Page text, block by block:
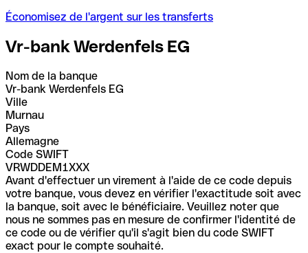
Économisez de l'argent sur les transferts
Vr-bank Werdenfels EG
Nom de la banque
Vr-bank Werdenfels EG
Ville
Murnau
Pays
Allemagne
Code SWIFT
VRWDDEM1XXX
Avant d'effectuer un virement à l'aide de ce code depuis
votre banque, vous devez en vérifier l'exactitude soit avec
la banque, soit avec le bénéficiaire. Veuillez noter que
nous ne sommes pas en mesure de confirmer l'identité de
ce code ou de vérifier qu'il s'agit bien du code SWIFT
exact pour le compte souhaité.